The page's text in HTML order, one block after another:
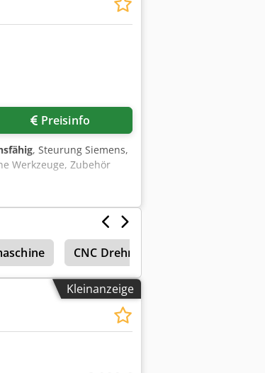
Preisinfo
, Steurung Siemens,
Werkzeuge, Zubehör
CNC Drehmaschine Preis
Kleinanzeige